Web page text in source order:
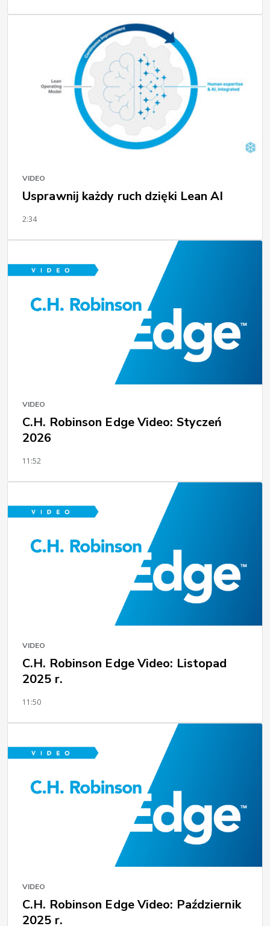
VIDEO
Usprawnij każdy ruch dzięki Lean AI
2:34
VIDEO
C.H. Robinson Edge Video: Styczeń
2026
11:52
VIDEO
C.H. Robinson Edge Video: Listopad
2025 r.
11:50
VIDEO
C.H. Robinson Edge Video: Październik
2025 r.